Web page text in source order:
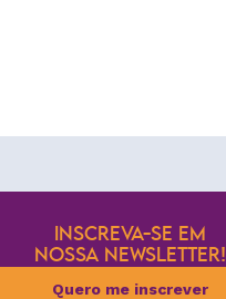
INSCREVA-SE EM
NOSSA NEWSLETTER!
Quero me inscrever